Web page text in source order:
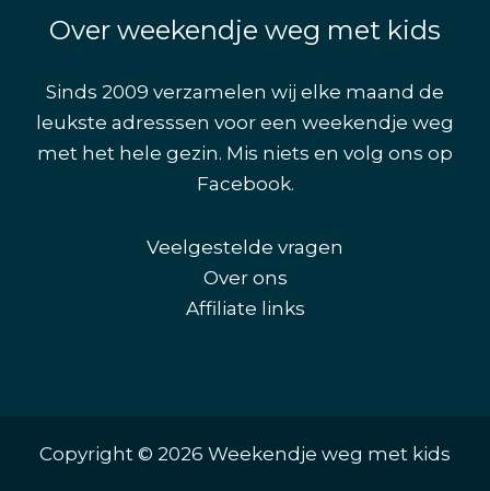
Over weekendje weg met kids
Sinds 2009 verzamelen wij elke maand de
leukste adresssen voor een weekendje weg
met het hele gezin. Mis niets en volg ons op
Facebook.
Veelgestelde vragen
Over ons
Affiliate links
Copyright © 2026 Weekendje weg met kids